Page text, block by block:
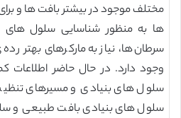
مختلف موجود در بیشتر بافت ها و
ها به منظور شناسایی سلول های
سرطان‌ها، نیاز به مارکرهای بهتر
وجود دارد. در حال حاضر اطلاعات
سلول های بنیادی و مسیرهای
سلول های بنیادی بافت طبیعی و